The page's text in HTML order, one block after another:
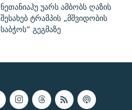
ნეთანიაჰუ უარს ამბობს ღაზის
შესახებ ტრამპის „მშვიდობის
საბჭოს“ გეგმაზე